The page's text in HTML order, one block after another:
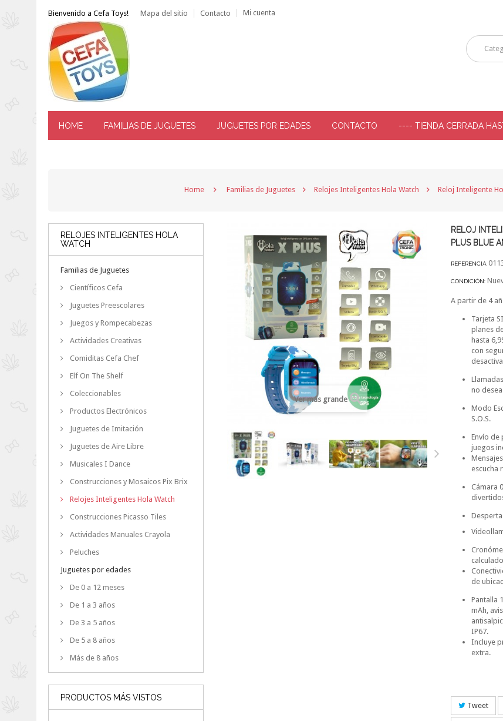
Bienvenido a Cefa Toys! Mapa del sitio Contacto Mi cuenta
HOME FAMILIAS DE JUGUETES JUGUETES POR EDADES CONTACTO ---- TIENDA CERRADA
Home Familias de Juguetes Relojes Inteligentes Hola Watch Reloj Inteligente
RELOJES INTELIGENTES HOLA
WATCH
Familias de Juguetes
Científicos Cefa
Juguetes Preescolares
Juegos y Rompecabezas
Actividades Creativas
Comiditas Cefa Chef
Elf On The Shelf
Coleccionables
Productos Electrónicos
Juguetes de Imitación
Juguetes de Aire Libre
Musicales I Dance
Construcciones y Mosaicos Pix Brix
Relojes Inteligentes Hola Watch
Construcciones Picasso Tiles
Actividades Manuales Crayola
Peluches
Juguetes por edades
De 0 a 12 meses
De 1 a 3 años
De 3 a 5 años
De 5 a 8 años
Más de 8 años
PRODUCTOS MÁS VISTOS
Ver más grande
RELOJ
PLUS BLUE
REFERENCIA
CONDICIÓN:
A partir de 4
Tarjeta
planes
hasta
con
no
Modo
S.O.S.
Envío de
juegos
escucha
Cámara
de
Pantalla
mAh,
IP67.
Incluye
extra.
Tweet